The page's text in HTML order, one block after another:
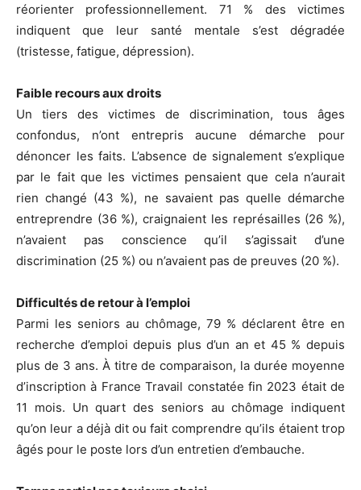
réorienter professionnellement. 71 % des victimes
indiquent que leur santé mentale s’est dégradée
(tristesse, fatigue, dépression).
Faible recours aux droits
Un tiers des victimes de discrimination, tous âges
confondus, n’ont entrepris aucune démarche pour
dénoncer les faits. L’absence de signalement s’explique
par le fait que les victimes pensaient que cela n’aurait
rien changé (43 %), ne savaient pas quelle démarche
entreprendre (36 %), craignaient les représailles (26 %),
n’avaient pas conscience qu’il s’agissait d’une
discrimination (25 %) ou n’avaient pas de preuves (20 %).
Difficultés de retour à l’emploi
Parmi les seniors au chômage, 79 % déclarent être en
recherche d’emploi depuis plus d’un an et 45 % depuis
plus de 3 ans. À titre de comparaison, la durée moyenne
d’inscription à France Travail constatée fin 2023 était de
11 mois. Un quart des seniors au chômage indiquent
qu’on leur a déjà dit ou fait comprendre qu’ils étaient trop
âgés pour le poste lors d’un entretien d’embauche.